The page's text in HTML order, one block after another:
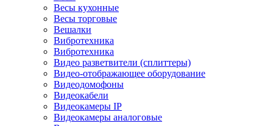
Весы кухонные
Весы торговые
Вешалки
Вибротехника
Вибротехника
Видео разветвители (сплиттеры)
Видео-отображающее оборудование
Видеодомофоны
Видеокабели
Видеокамеры IP
Видеокамеры аналоговые